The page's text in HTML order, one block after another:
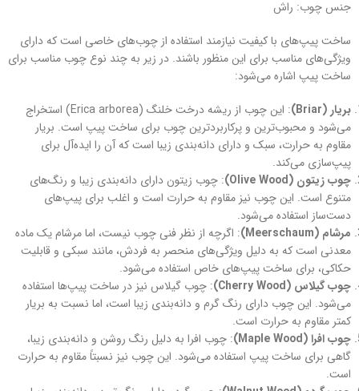
جنس چوب: راش
ساخت پیپ‌های با کیفیت نیازمند استفاده از چوب‌های خاصی است که دارای
ویژگی‌های مناسب برای این منظور باشند. در زیر به چند نوع چوب مناسب برای
ساخت پیپ اشاره می‌شود:
بریار (Briar)
: این چوب از ریشه درخت خلنگ (Erica arborea) استخراج
می‌شود و محبوب‌ترین و پرکاربردترین چوب برای ساخت پیپ است. بریار
مقاوم به حرارت، سبک و دارای دانه‌بندی زیبا است که آن را ایده‌آل برای
پیپ‌سازی می‌کند.
چوب زیتون (Olive Wood)
: چوب زیتون دارای دانه‌بندی زیبا و رنگ‌های
متنوع است. این چوب نیز مقاوم به حرارت است و اغلب برای پیپ‌های
دست‌ساز استفاده می‌شود.
مرشام (Meerschaum)
: اگرچه از نظر فنی چوب نیست، اما مرشام یک ماده
معدنی است که به دلیل ویژگی‌های منحصر به فردش، مانند سبکی و قابلیت
حکاکی، برای ساخت پیپ‌های خاص استفاده می‌شود.
چوب گیلاس (Cherry Wood)
: چوب گیلاس نیز در ساخت پیپ‌ها استفاده
می‌شود. این چوب دارای رنگ گرم و دانه‌بندی زیبا است، اما نسبت به بریار
کمتر مقاوم به حرارت است.
چوب افرا (Maple Wood)
: چوب افرا به دلیل رنگ روشن و دانه‌بندی زیبا،
گاهی برای ساخت پیپ استفاده می‌شود. این چوب نیز نسبتاً مقاوم به حرارت
است.